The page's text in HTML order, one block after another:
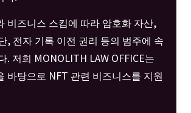
비즈니스 스킴에 따라 암호화 자산,
, 전자 기록 이전 권리 등의 범주에 속
. 저희 MONOLITH LAW OFFICE는
바탕으로 NFT 관련 비즈니스를 지원